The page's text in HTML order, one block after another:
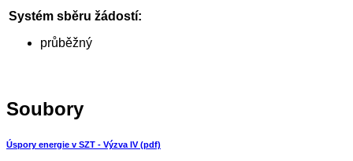
Systém sběru žádostí:
průběžný
Soubory
Úspory energie v SZT - Výzva IV (pdf)